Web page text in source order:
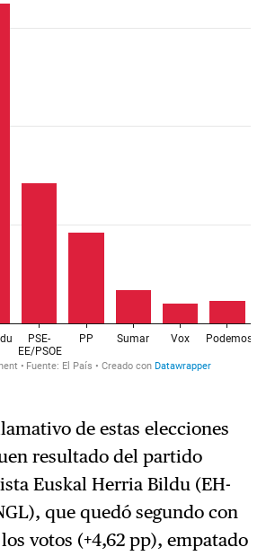
de estas elecciones
resultado del partido
Euskal Herria Bildu (EH-
que quedó segundo con
votos (+4,62 pp), empatado